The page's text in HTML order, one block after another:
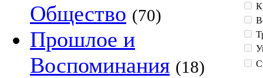
Общество (70)
Прошлое и
Воспоминания (18)